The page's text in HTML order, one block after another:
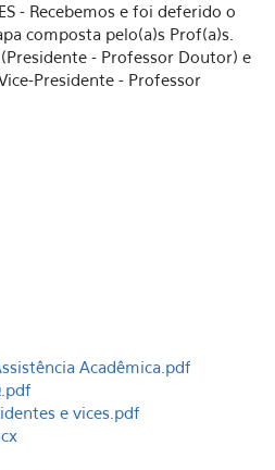
- Recebemos e foi deferido o
composta pelo(a)s Prof(a)s.
(Presidente - Professor Doutor) e
Presidente - Professor
Acadêmica.pdf
e vices.pdf